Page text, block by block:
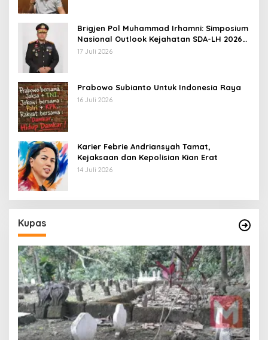
Brigjen Pol Muhammad Irhamni: Simposium
Nasional Outlook Kejahatan SDA-LH 2026–
2030 Beri Banyak Masukan Bagi APH
17 Juli 2026
Prabowo Subianto Untuk Indonesia Raya
16 Juli 2026
Karier Febrie Andriansyah Tamat,
Kejaksaan dan Kepolisian Kian Erat
14 Juli 2026
Kupas
Misteri Nama Asli Kiai Agung Nepa, Waliyullah